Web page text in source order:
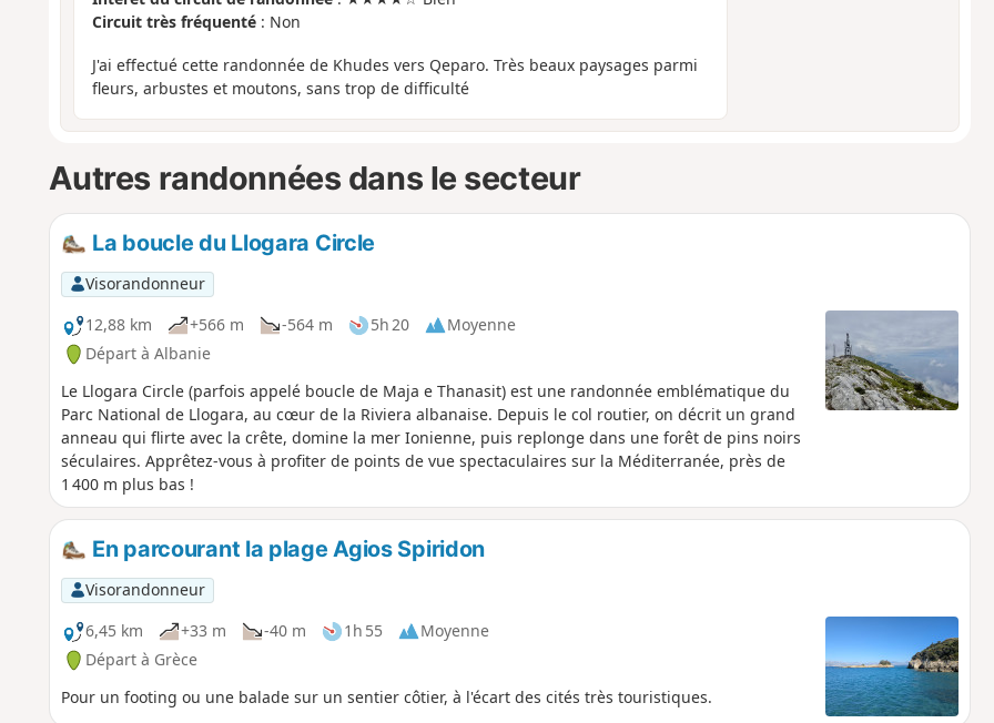
Circuit très fréquenté: Non
J'ai effectué cette randonnée de Khudes vers Qeparo. Très beaux paysages parmi
fleurs, arbustes et moutons, sans trop de difficulté
Autres randonnées dans le secteur
La boucle du Llogara Circle
Visorandonneur
12,88 km
+566 m -564 m 5h 20
Moyenne
Départ à Albanie
Le Llogara Circle (parfois appelé boucle de Maja e Thanasit) est une randonnée emblématique du
Parc National de Llogara, au cœur de la Riviera albanaise. Depuis le col routier, on décrit un grand
anneau qui flirte avec la crête, domine la mer Ionienne, puis replonge dans une forêt de pins noirs
séculaires. Apprêtez-vous à profiter de points de vue spectaculaires sur la Méditerranée, près de
1 400 m plus bas !
En parcourant la plage Agios Spiridon
Visorandonneur
6,45 km
+33 m -40 m 1h 55
Moyenne
Départ à Grèce
Pour un footing ou une balade sur un sentier côtier, à l'écart des cités très touristiques.